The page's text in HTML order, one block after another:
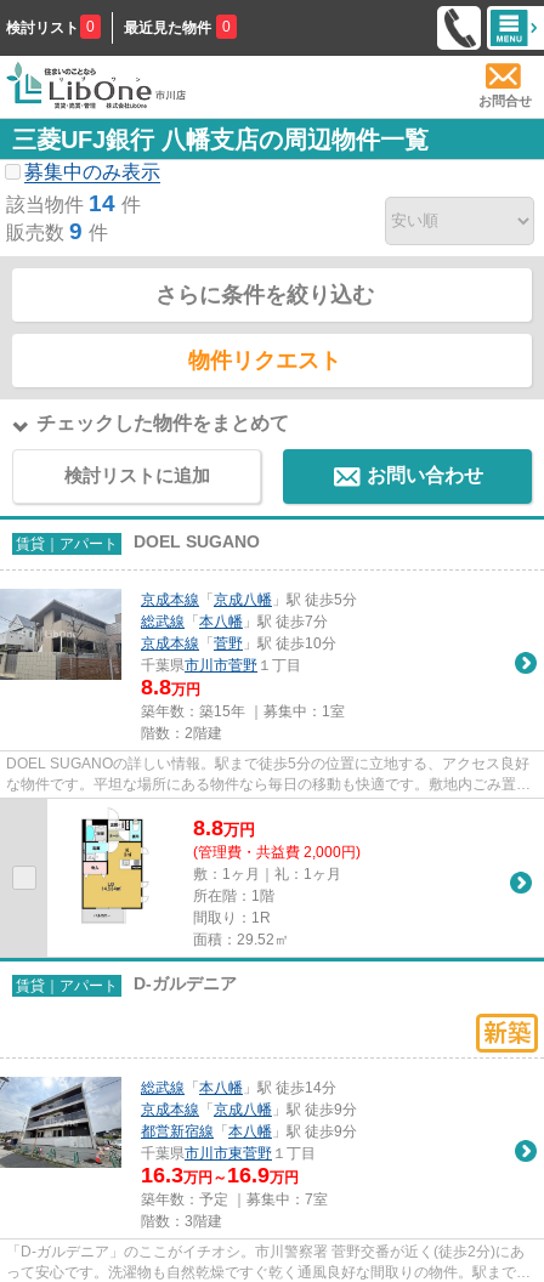
検討リスト 0 最近見た物件 0
お問合せ
三菱UFJ銀行 八幡支店の周辺物件一覧
募集中のみ表示
該当物件 14 件
販売数 9 件
さらに条件を絞り込む
物件リクエスト
チェックした物件をまとめて
検討リストに追加 お問い合わせ
賃貸｜アパート DOEL SUGANO
京成本線 「 京成八幡 」駅 徒歩5分
総武線 「 本八幡 」駅 徒歩7分
京成本線 「 菅野 」駅 徒歩10分
千葉県市川市菅野 １丁目
8.8万円
築年数：築15年 ｜募集中： 1室
階数：2階建
DOEL SUGANOの詳しい情報。駅まで徒歩5分の位置に立地する、アクセス良好
な物件です。平坦な場所にある物件なら毎日の移動も快適です。敷地内ごみ置き
場は、簡単にごみ捨てができるの...
8.8万円
(管理費・共益費 2,000円)
敷：1ヶ月｜礼：1ヶ月
所在階：1階
間取り：1R
面積：29.52㎡
賃貸｜アパート D-ガルデニア
総武線 「 本八幡 」駅 徒歩14分
京成本線 「 京成八幡 」駅 徒歩9分
都営新宿線 「 本八幡 」駅 徒歩9分
千葉県市川市東菅野 １丁目
16.3万円～ 16.9万円
築年数：予定 ｜募集中： 7室
階数：3階建
「D-ガルデニア」のここがイチオシ。市川警察署 菅野交番が近く(徒歩2分)にあ
って安心です。洗濯物も自然乾燥ですぐ乾く通風良好な間取りの物件。駅まで徒